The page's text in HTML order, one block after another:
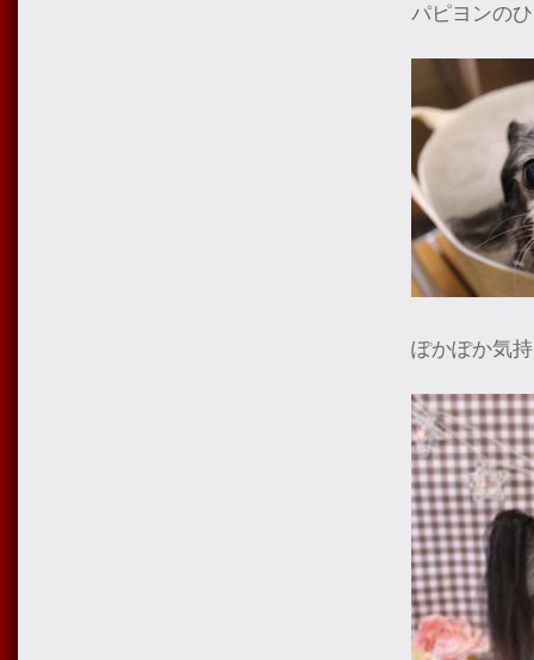
パピヨンの
ぽかぽか気